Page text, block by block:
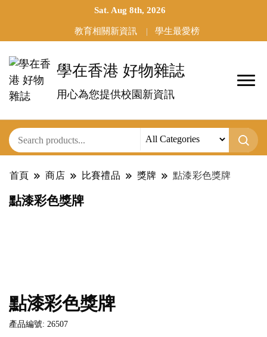
Sat. Aug 8th, 2026
教育相關新資訊 學生最愛榜
學在香港 好物雜誌
用心為您提供校園新資訊
首頁 商店 比賽禮品 獎牌 點漆彩色獎牌
點漆彩色獎牌
點漆彩色獎牌
產品編號: 26507